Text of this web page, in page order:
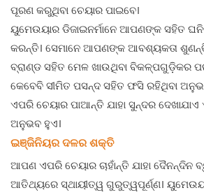
ପୂରଣ କରୁଥିବା ଚେୟାର ପାଇବେ।
ୟୁମେଉୟାର ଡିଜାଇନର୍ମାନେ ଆପଣଙ୍କ ସହିତ
କରନ୍ତି। ସେମାନେ ଆପଣଙ୍କ ଆବଶ୍ୟକତା
ବ୍ରାଣ୍ଡ ସହିତ ମେଳ ଖାଉଥିବା ବିକଳ୍ପଗୁଡ଼ିକର
କେବେବି ସୀମିତ ପସନ୍ଦ ସହିତ ଫସି ରହିଥିବା
ଏପରି ଚେୟାର ପାଆନ୍ତି ଯାହା ସୁନ୍ଦର
ଅନୁଭବ ହୁଏ।
ଇଞ୍ଜିନିୟର ଦଳର ଶକ୍ତି
ଆପଣ ଏପରି ଚେୟାର ଚାହାଁନ୍ତି ଯାହା ଦୈନନ୍ଦିନ
ଆତିଥ୍ୟରେ ସ୍ଥାୟୀତ୍ୱ ଗୁରୁତ୍ୱପୂର୍ଣ୍ଣ।